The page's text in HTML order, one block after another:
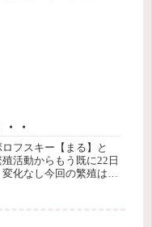
・
フスキー【まる】と
殖活動からもう既に22日
化なし今回の繁殖は、